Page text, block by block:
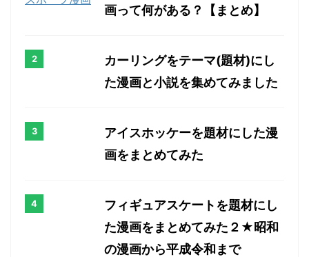
画って何がある？【まとめ】
カーリングをテーマ(題材)にし
た漫画と小説を集めてみました
アイスホッケーを題材にした漫
画をまとめてみた
フィギュアスケートを題材にし
た漫画をまとめてみた２★昭和
の漫画から平成令和まで